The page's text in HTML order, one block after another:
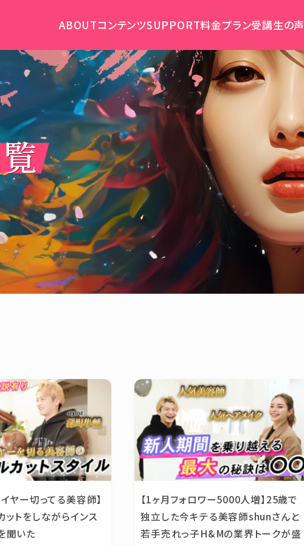
ABOUTコンテンツSUPPORT料金プラン受講生の声
ヤー切ってる美容師】
ットをしながらインス
聞いた
【1ヶ月フォロワー5000人増】25歳で
独立した今キテる美容師shunさんと
若手売れっ子H&Mの業界トークが盛